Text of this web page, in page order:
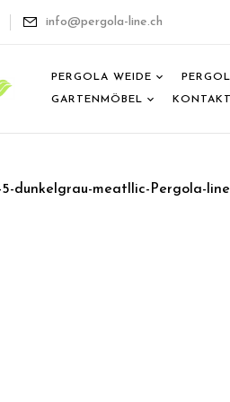
info@pergola-line.ch
PERGOLA WEIDE
GARTENMÖBEL KONTAKT